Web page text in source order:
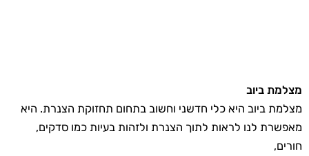
ביוב
ביוב היא כלי חדשני וחשוב בתחום תחזוקת הצנרת. היא
לנו לראות לתוך הצנרת ולזהות בעיות כמו סדקים,